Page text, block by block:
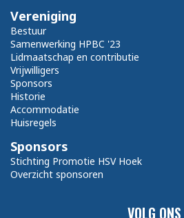
VOLG ONS
Vereniging
Bestuur
Samenwerking HPBC '23
Lidmaatschap en contributie
Vrijwilligers
Sponsors
Historie
Accommodatie
Huisregels
Sponsors
Stichting Promotie HSV Hoek
Overzicht sponsoren